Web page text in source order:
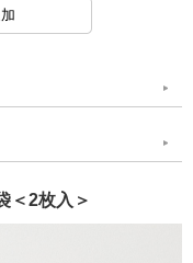
＜2枚入＞